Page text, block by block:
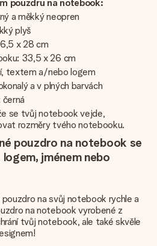
pouzdru na notebook:
a měkký neopren
plyš
x 28 cm
33,5 x 26 cm
textem a/nebo logem
a v plných barvách
se tvůj notebook vejde,
rozměry tvého notebooku.
pouzdro na notebook se
jménem nebo
na svůj notebook rychle a
na notebook vyrobené z
tvůj notebook, ale také skvěle